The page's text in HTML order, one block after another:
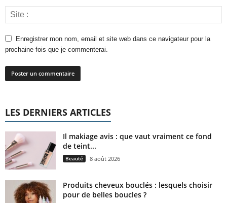
Enregistrer mon nom, email et site web dans ce navigateur pour la
prochaine fois que je commenterai.
LES DERNIERS ARTICLES
Il makiage avis : que vaut vraiment ce fond
de teint...
Beauté 8 août 2026
Produits cheveux bouclés : lesquels choisir
pour de belles boucles ?